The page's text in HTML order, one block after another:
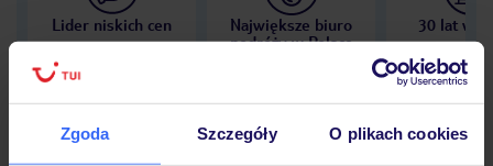
Zgoda Szczegóły O plikach cookies
Lider niskich cen
Największe biuro
podróży w Polsce
30 lat w